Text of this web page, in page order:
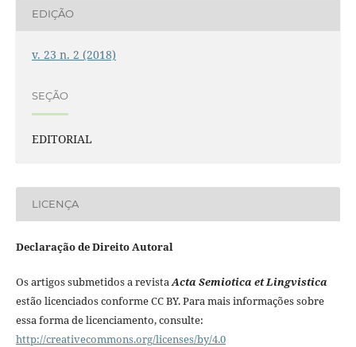
EDIÇÃO
v. 23 n. 2 (2018)
SEÇÃO
EDITORIAL
LICENÇA
Declaração de Direito Autoral
Os artigos submetidos a revistaActa Semiotica et Lingvistica
estão licenciados conforme CC BY. Para mais informações sobre
essa forma de licenciamento, consulte:
http://creativecommons.org/licenses/by/4.0